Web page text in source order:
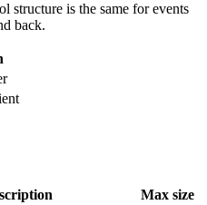
structure is the same for events
back.
Max size